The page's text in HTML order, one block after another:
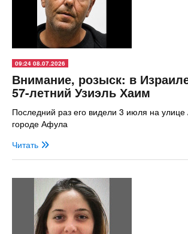
09:24 08.07.2026
Внимание, розыск: в
57-летний Узиэль Хаим
Последний раз его видели 3 июля на
городе Афула
Читать